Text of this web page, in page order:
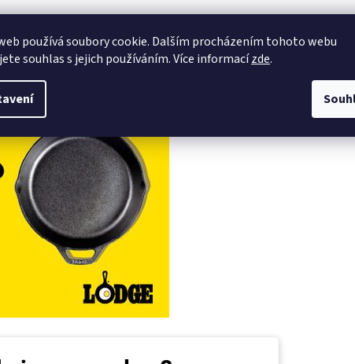
používá soubory cookie. Dalším procházením tohoto webu
souhlas s jejich používáním. Více informacízde.